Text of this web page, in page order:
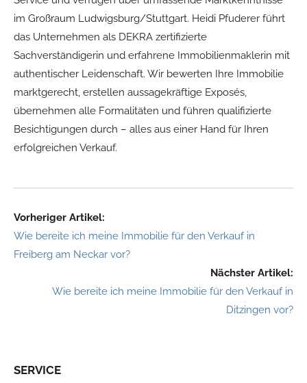
im Großraum Ludwigsburg/Stuttgart. Heidi Pfuderer führt
das Unternehmen als DEKRA zertifizierte
Sachverständigerin und erfahrene Immobilienmaklerin mit
authentischer Leidenschaft. Wir bewerten Ihre Immobilie
marktgerecht, erstellen aussagekräftige Exposés,
übernehmen alle Formalitäten und führen qualifizierte
Besichtigungen durch – alles aus einer Hand für Ihren
erfolgreichen Verkauf.
Vorheriger Artikel:
Wie bereite ich meine Immobilie für den Verkauf in
Freiberg am Neckar vor?
Nächster Artikel:
Wie bereite ich meine Immobilie für den Verkauf in
Ditzingen vor?
SERVICE